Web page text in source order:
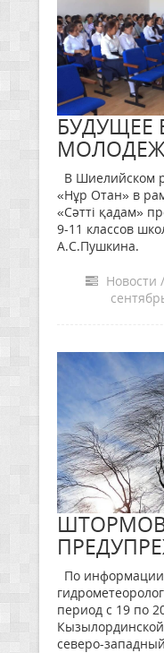
БУДУЩЕЕ
В Шиелийском
«Нұр Отан» в
«Сәтті қадам»
9-11 классов
А.С.Пушкина.
Новости
По
период с 19 по
северо-